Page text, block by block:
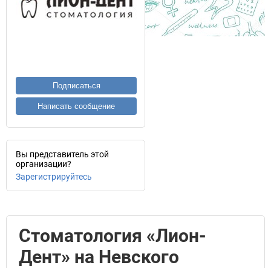
Подписаться
Написать сообщение
Вы представитель этой
организации?
Зарегистрируйтесь
Стоматология «Лион-
Дент» на Невского